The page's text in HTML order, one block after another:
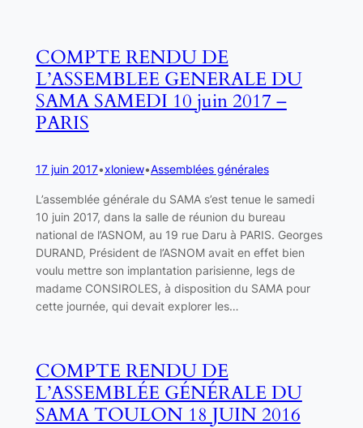
COMPTE RENDU DE
L’ASSEMBLEE GENERALE DU
SAMA SAMEDI 10 juin 2017 –
PARIS
17 juin 2017•xloniew•Assemblées générales
L’assemblée générale du SAMA s’est tenue le samedi
10 juin 2017, dans la salle de réunion du bureau
national de l’ASNOM, au 19 rue Daru à PARIS. Georges
DURAND, Président de l’ASNOM avait en effet bien
voulu mettre son implantation parisienne, legs de
madame CONSIROLES, à disposition du SAMA pour
cette journée, qui devait explorer les…
COMPTE RENDU DE
L’ASSEMBLÉE GÉNÉRALE DU
SAMA TOULON 18 JUIN 2016